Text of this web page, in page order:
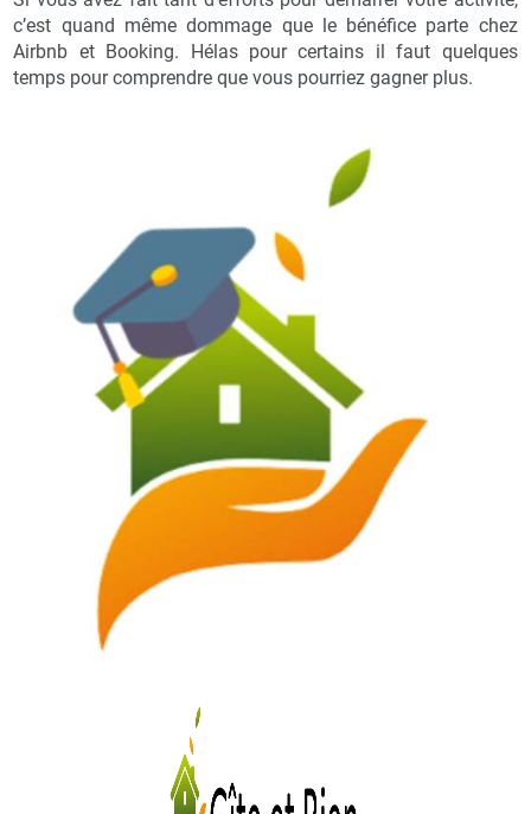
c’est quand même dommage que le bénéfice parte chez
Airbnb et Booking. Hélas pour certains il faut quelques
temps pour comprendre que vous pourriez gagner plus.